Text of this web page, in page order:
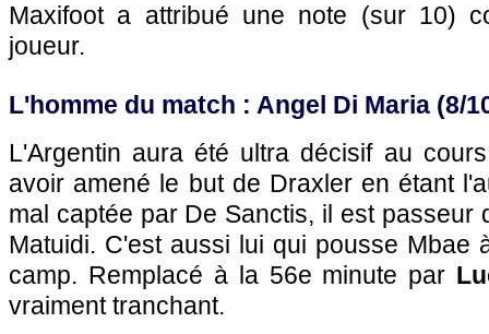
Maxifoot a attribué une note (sur 10)
joueur.
L'homme du match : Angel Di Maria (8/
L'Argentin aura été ultra décisif au
avoir amené le but de Draxler en étant
mal captée par De Sanctis, il est passeur
Matuidi. C'est aussi lui qui pousse Mbae
camp. Remplacé à la 56e minute par
vraiment tranchant.